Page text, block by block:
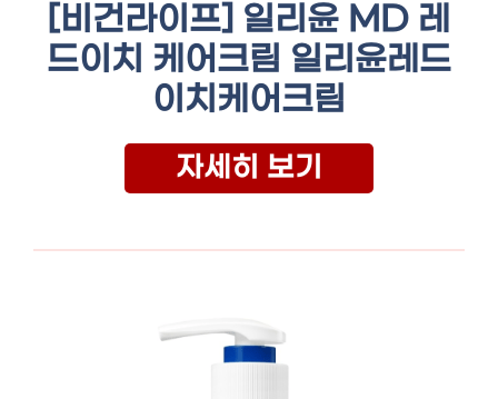
[비건라이프] 일리윤 MD 레
드이치 케어크림 일리윤레드
이치케어크림
자세히 보기